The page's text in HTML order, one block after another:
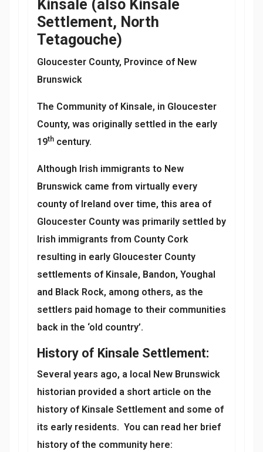
Kinsale (also Kinsale
Settlement, North
Tetagouche)
Gloucester County, Province of New
Brunswick
The Community of Kinsale, in Gloucester
County, was originally settled in the early
19th century.
Although Irish immigrants to New
Brunswick came from virtually every
county of Ireland over time, this area of
Gloucester County was primarily settled by
Irish immigrants from County Cork
resulting in early Gloucester County
settlements of Kinsale, Bandon, Youghal
and Black Rock, among others, as the
settlers paid homage to their communities
back in the ‘old country’.
History of Kinsale Settlement:
Several years ago, a local New Brunswick
historian provided a short article on the
history of Kinsale Settlement and some of
its early residents. You can read her brief
history of the community here: